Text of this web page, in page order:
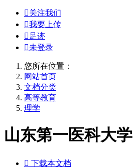
关注我们
我要上传
 足迹
未登录
您所在位置：
网站首页
文档分类
高等教育
理学
山东第一医科大
 下载本文档